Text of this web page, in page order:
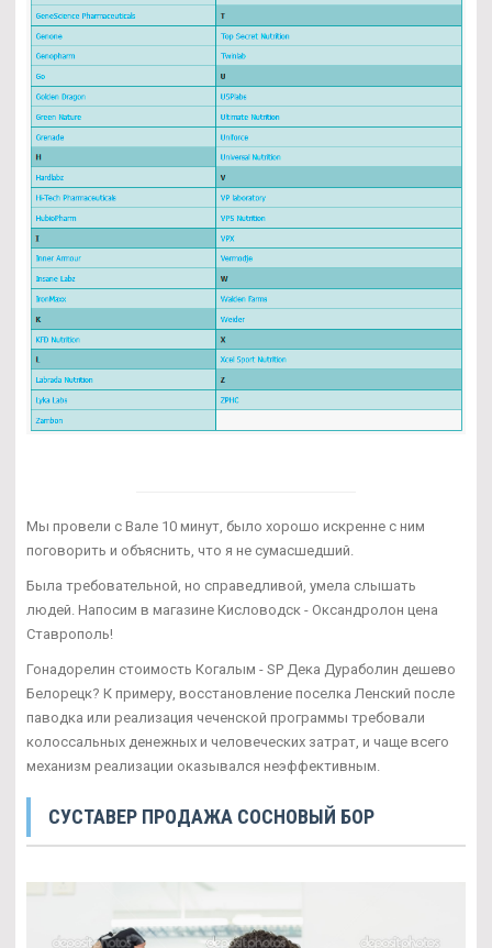
Мы провели с Вале 10 минут, было хорошо искренне с ним
поговорить и объяснить, что я не сумасшедший.
Была требовательной, но справедливой, умела слышать
людей. Напосим в магазине Кисловодск - Оксандролон цена
Ставрополь!
Гонадорелин стоимость Когалым - SP Дека Дураболин дешево
Белорецк? К примеру, восстановление поселка Ленский после
паводка или реализация чеченской программы требовали
колоссальных денежных и человеческих затрат, и чаще всего
механизм реализации оказывался неэффективным.
СУСТАВЕР ПРОДАЖА СОСНОВЫЙ БОР